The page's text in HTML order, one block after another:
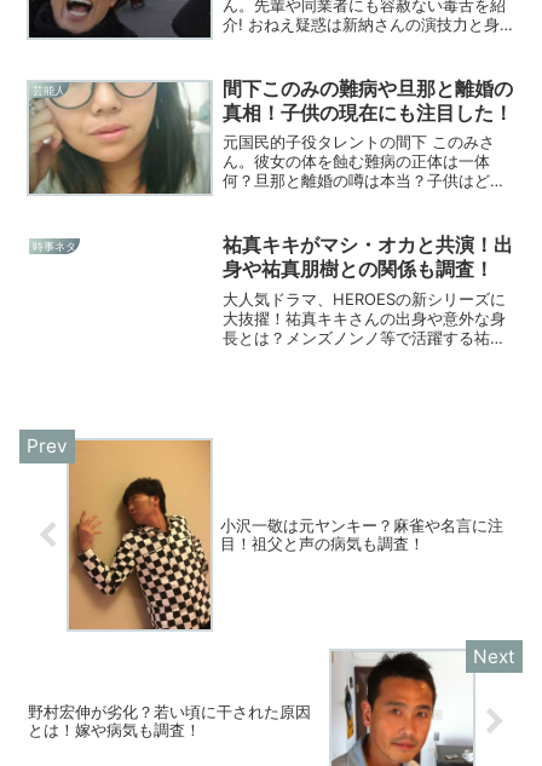
ん。先輩や同業者にも容赦ない毒舌を紹
介! おねえ疑惑は新納さんの演技力と身持
がいる可能性が? 実家の庭も大公開!
芸能人
間下このみの難病や旦那と離婚の
真相！子供の現在にも注目した！
元国民的子役タレントの間下 このみさ
ん。彼女の体を蝕む難病の正体は一体
何？旦那と離婚の噂は本当？子供はどう
時事ネタ
祐真キキがマシ・オカと共演！出
身や祐真朋樹との関係も調査！
大人気ドラマ、HEROESの新シリーズに
大抜擢！祐真キキさんの出身や意外な身
長とは？メンズノンノ等で活躍する祐真
小沢一敬は元ヤンキー？麻雀や名言に注
目！祖父と声の病気も調査！
野村宏伸が劣化？若い頃に干された原因
とは！嫁や病気も調査！